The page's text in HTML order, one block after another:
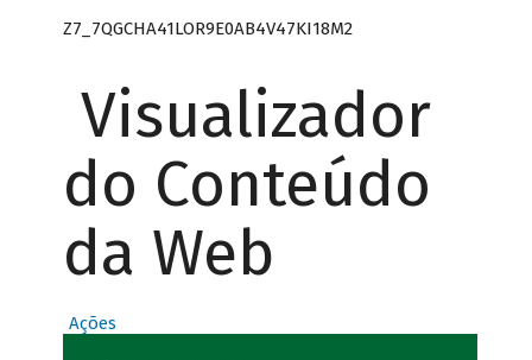
Z7_7QGCHA41LOR9E0AB4V47KI18M2
Visualizador
do Conteúdo
da Web
Ações